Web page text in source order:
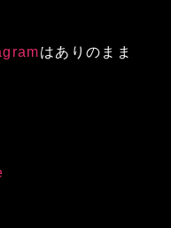
はありのまま